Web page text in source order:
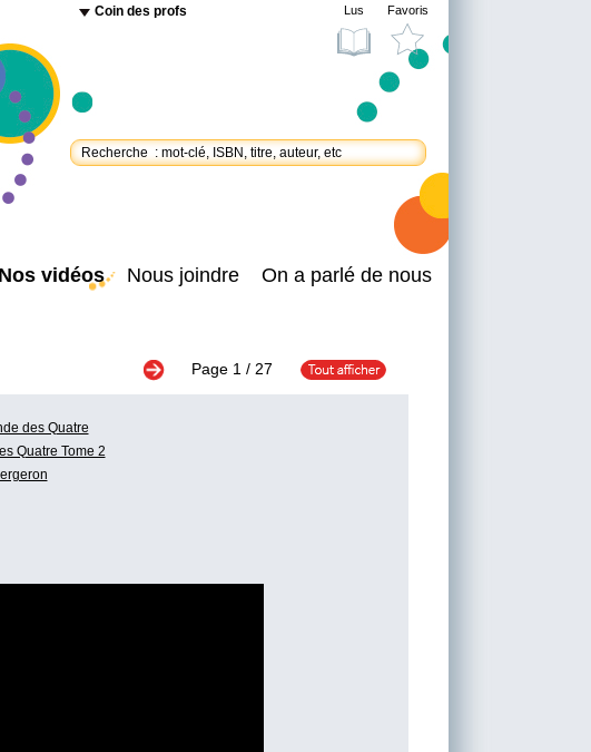
Nos vidéos Nous joindre
On a parlé de nous
Coin des profs Lus Favoris
Page 1 / 27
des Quatre
Quatre Tome 2